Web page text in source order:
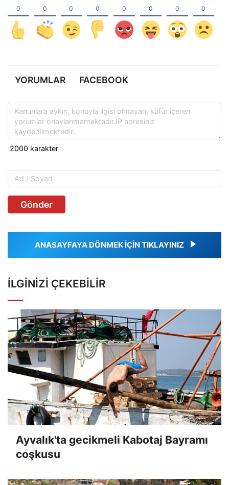
YORUMLAR FACEBOOK
Gönder
ANASAYFAYA DÖNMEK İÇİN TIKLAYINIZ
İLGINIZI ÇEKEBILIR
Ayvalık'ta gecikmeli Kabotaj Bayramı
coşkusu